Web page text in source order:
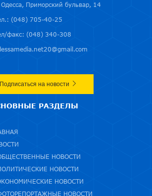
Одесса, Приморский бульвар, 14
(048) 705-40-25
факс: (048) 340-308
Подписаться на новости
РАЗДЕЛЫ
НОВОСТИ
НОВОСТИ
НОВОСТИ
НОВОСТИ